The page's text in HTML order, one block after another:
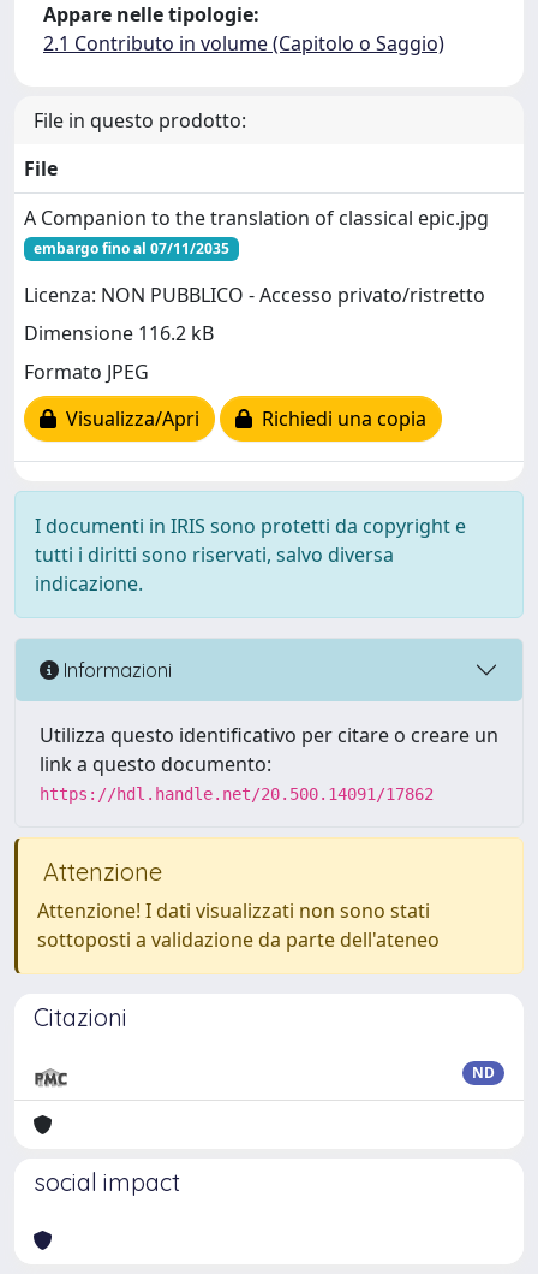
Appare nelle tipologie:
2.1 Contributo in volume (Capitolo o Saggio)
File in questo prodotto:
File
A Companion to the translation of classical epic.jpg
embargo fino al 07/11/2035
Licenza: NON PUBBLICO - Accesso privato/ristretto
Dimensione 116.2 kB
Formato JPEG
Visualizza/Apri
Richiedi una copia
I documenti in IRIS sono protetti da copyright e
tutti i diritti sono riservati, salvo diversa
indicazione.
Informazioni
Utilizza questo identificativo per citare o creare un
link a questo documento:
https://hdl.handle.net/20.500.14091/17862
Attenzione
Attenzione! I dati visualizzati non sono stati
sottoposti a validazione da parte dell'ateneo
Citazioni
ND
social impact